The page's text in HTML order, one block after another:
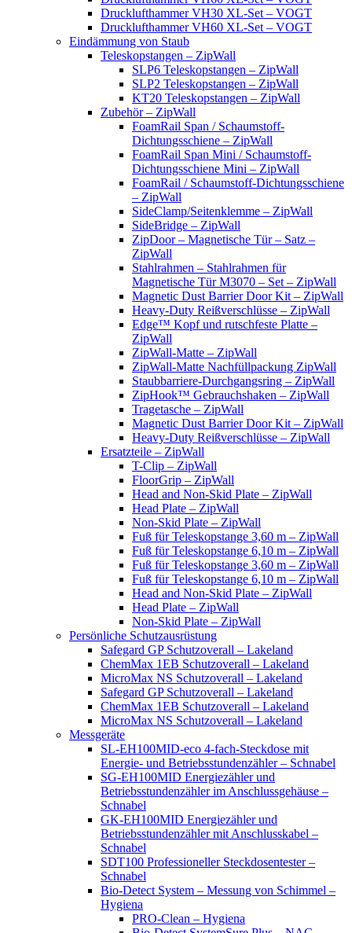
Drucklufthammer VH30 XL-Set – VOGT
Drucklufthammer VH60 XL-Set – VOGT
Eindämmung von Staub
Teleskopstangen – ZipWall
SLP6 Teleskopstangen – ZipWall
SLP2 Teleskopstangen – ZipWall
KT20 Teleskopstangen – ZipWall
Zubehör – ZipWall
FoamRail Span / Schaumstoff-
Dichtungsschiene – ZipWall
FoamRail Span Mini / Schaumstoff-
Dichtungsschiene Mini – ZipWall
FoamRail / Schaumstoff-Dichtungsschiene
– ZipWall
SideClamp/Seitenklemme – ZipWall
SideBridge – ZipWall
ZipDoor – Magnetische Tür – Satz –
ZipWall
Stahlrahmen – Stahlrahmen für
Magnetische Tür M3070 – Set – ZipWall
Magnetic Dust Barrier Door Kit – ZipWall
Heavy-Duty Reißverschlüsse – ZipWall
Edge™ Kopf und rutschfeste Platte –
ZipWall
ZipWall-Matte – ZipWall
ZipWall-Matte Nachfüllpackung ZipWall
Staubbarriere-Durchgangsring – ZipWall
ZipHook™ Gebrauchshaken – ZipWall
Tragetasche – ZipWall
Magnetic Dust Barrier Door Kit – ZipWall
Heavy-Duty Reißverschlüsse – ZipWall
Ersatzteile – ZipWall
T-Clip – ZipWall
FloorGrip – ZipWall
Head and Non-Skid Plate – ZipWall
Head Plate – ZipWall
Non-Skid Plate – ZipWall
Fuß für Teleskopstange 3,60 m – ZipWall
Fuß für Teleskopstange 6,10 m – ZipWall
Fuß für Teleskopstange 3,60 m – ZipWall
Fuß für Teleskopstange 6,10 m – ZipWall
Head and Non-Skid Plate – ZipWall
Head Plate – ZipWall
Non-Skid Plate – ZipWall
Persönliche Schutzausrüstung
Safegard GP Schutzoverall – Lakeland
ChemMax 1EB Schutzoverall – Lakeland
MicroMax NS Schutzoverall – Lakeland
Safegard GP Schutzoverall – Lakeland
ChemMax 1EB Schutzoverall – Lakeland
MicroMax NS Schutzoverall – Lakeland
Messgeräte
SL-EH100MID-eco 4-fach-Steckdose mit
Energie- und Betriebsstundenzähler – Schnabel
SG-EH100MID Energiezähler und
Betriebsstundenzähler im Anschlussgehäuse –
Schnabel
GK-EH100MID Energiezähler und
Betriebsstundenzähler mit Anschlusskabel –
Schnabel
SDT100 Professioneller Steckdosentester –
Schnabel
Bio-Detect System – Messung von Schimmel –
Hygiena
PRO-Clean – Hygiena